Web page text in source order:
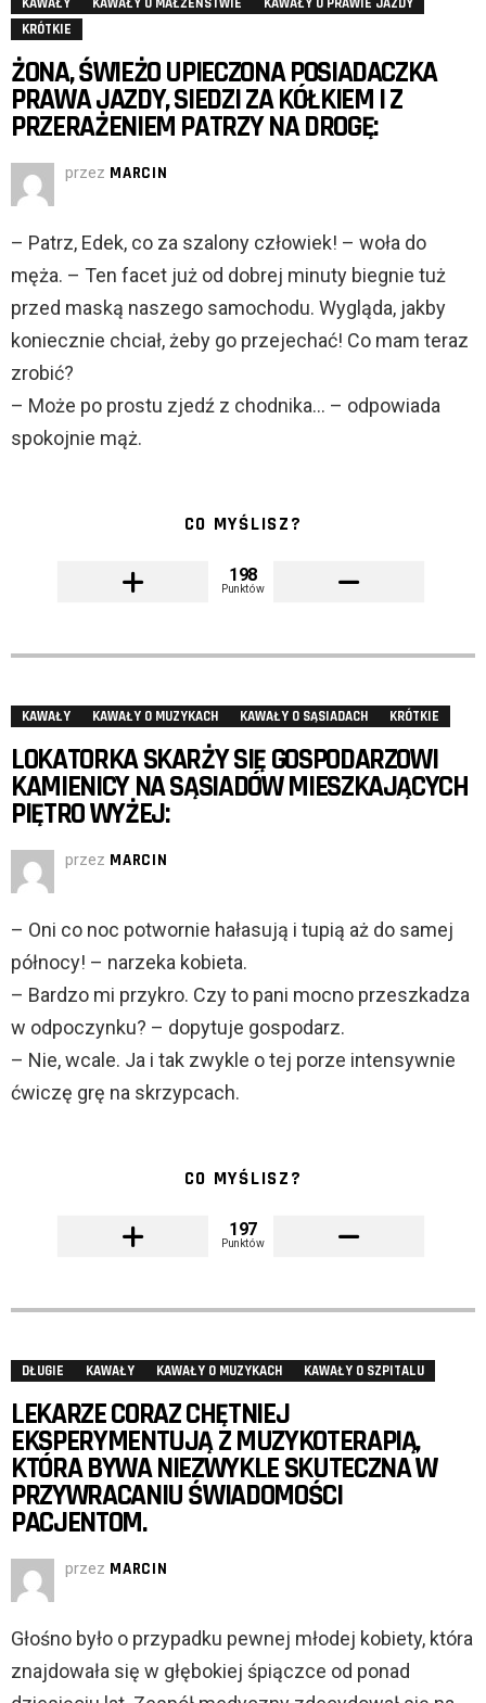
KRÓTKIE
ŻONA, ŚWIEŻO UPIECZONA POSIADACZKA
PRAWA JAZDY, SIEDZI ZA KÓŁKIEM I Z
PRZERAŻENIEM PATRZY NA DROGĘ:
przez MARCIN
– Patrz, Edek, co za szalony człowiek! – woła do
męża. – Ten facet już od dobrej minuty biegnie tuż
przed maską naszego samochodu. Wygląda, jakby
koniecznie chciał, żeby go przejechać! Co mam teraz
zrobić?
– Może po prostu zjedź z chodnika… – odpowiada
spokojnie mąż.
CO MYŚLISZ?
198
Punktów
KAWAŁY KAWAŁY O MUZYKACH KAWAŁY O SĄSIADACH KRÓTKIE
LOKATORKA SKARŻY SIĘ GOSPODARZOWI
KAMIENICY NA SĄSIADÓW MIESZKAJĄCYCH
PIĘTRO WYŻEJ:
przez MARCIN
– Oni co noc potwornie hałasują i tupią aż do samej
północy! – narzeka kobieta.
– Bardzo mi przykro. Czy to pani mocno przeszkadza
w odpoczynku? – dopytuje gospodarz.
– Nie, wcale. Ja i tak zwykle o tej porze intensywnie
ćwiczę grę na skrzypcach.
CO MYŚLISZ?
197
Punktów
DŁUGIE KAWAŁY KAWAŁY O MUZYKACH KAWAŁY O SZPITALU
LEKARZE CORAZ CHĘTNIEJ
EKSPERYMENTUJĄ Z MUZYKOTERAPIĄ,
KTÓRA BYWA NIEZWYKLE SKUTECZNA W
PRZYWRACANIU ŚWIADOMOŚCI
PACJENTOM.
przez MARCIN
Głośno było o przypadku pewnej młodej kobiety, która
znajdowała się w głębokiej śpiączce od ponad